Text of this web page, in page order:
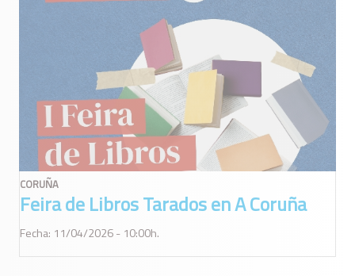
CORUÑA
Feira de Libros Tarados en A Coruña
Fecha: 11/04/2026 - 10:00h.